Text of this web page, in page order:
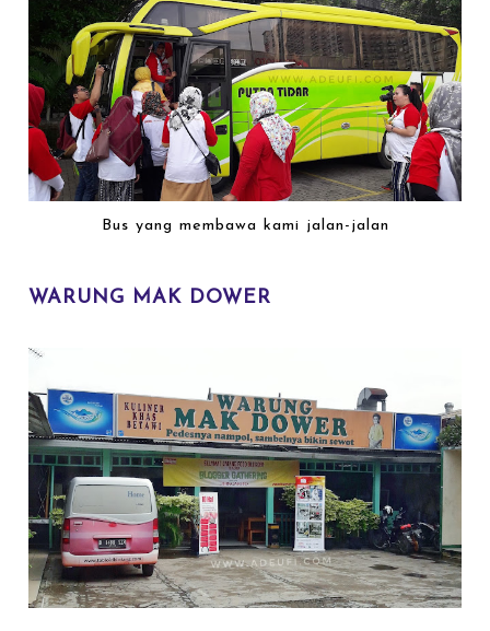
Bus yang membawa kami jalan-jalan
WARUNG MAK DOWER